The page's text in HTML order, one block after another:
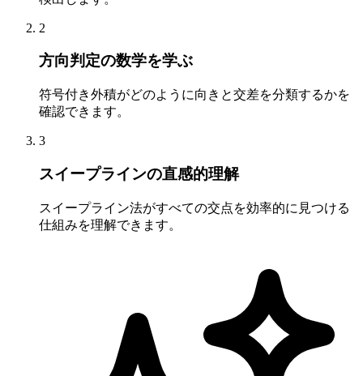
2
方向判定の数学を学ぶ
符号付き外積がどのように向きと交差を分類するかを
確認できます。
3
スイープラインの直感的理解
スイープライン法がすべての交点を効率的に見つける
仕組みを理解できます。